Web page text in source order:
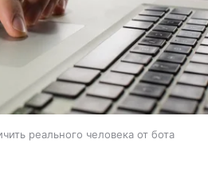
реального человека от бота